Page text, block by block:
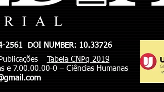
2561 DOI NUMBER: 10.33726
–
Tabela CNPq 2019
e 7.00.00.00-0 – Ciências Humanas